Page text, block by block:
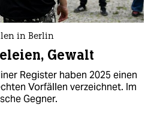
in Berlin
Gewalt
Register haben 2025 einen
Vorfällen verzeichnet. Im
Gegner.